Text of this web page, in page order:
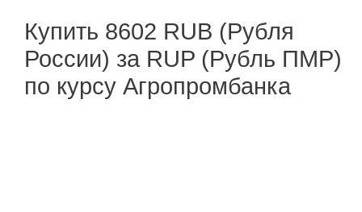
Купить 8602 RUB (Рубля
России) за RUP (Рубль ПМР)
по курсу Агропромбанка